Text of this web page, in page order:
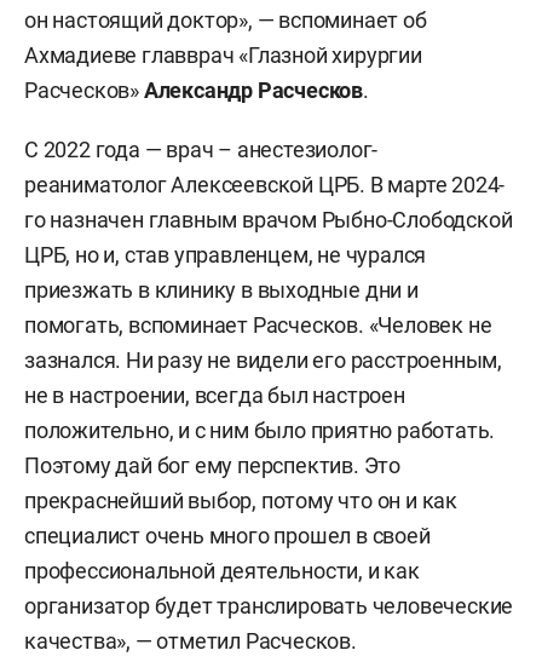
он настоящий доктор», — вспоминает об
Ахмадиеве главврач «Глазной хирургии
Расческов»Александр Расческов.
С 2022 года — врач – анестезиолог-
реаниматолог Алексеевской ЦРБ. В марте 2024-
го назначен главным врачом Рыбно-Слободской
ЦРБ, но и, став управленцем, не чурался
приезжать в клинику в выходные дни и
помогать, вспоминает Расческов. «Человек не
зазнался. Ни разу не видели его расстроенным,
не в настроении, всегда был настроен
положительно, и с ним было приятно работать.
Поэтому дай бог ему перспектив. Это
прекраснейший выбор, потому что он и как
специалист очень много прошел в своей
профессиональной деятельности, и как
организатор будет транслировать человеческие
качества», — отметил Расческов.